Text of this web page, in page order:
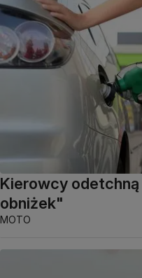
Kierowcy
obniżek"
MOTO